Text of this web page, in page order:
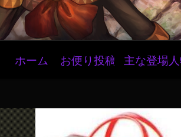
ホーム お便り投稿 主な登場